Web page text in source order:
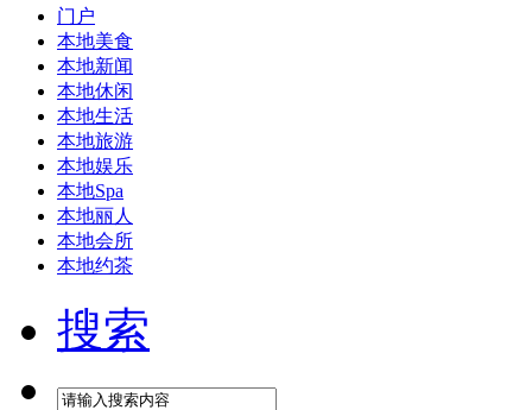
门户
本地美食
本地新闻
本地休闲
本地生活
本地旅游
本地娱乐
本地Spa
本地丽人
本地会所
本地约茶
搜索